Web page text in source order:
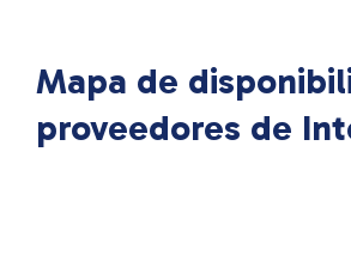
Mapa de
proveedores de